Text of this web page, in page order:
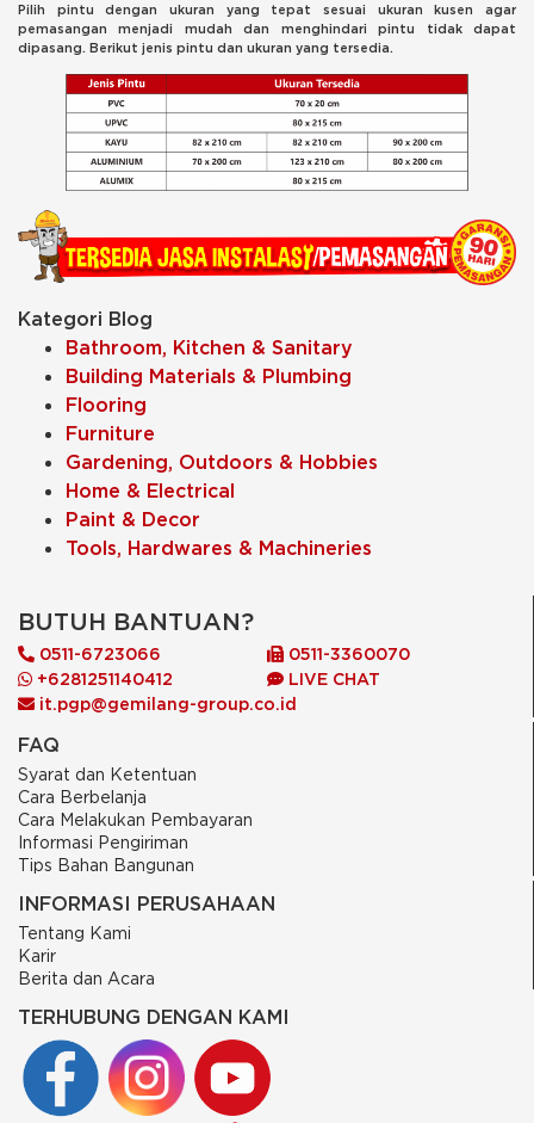
Pilih pintu dengan ukuran yang tepat sesuai ukuran kusen agar
pemasangan menjadi mudah dan menghindari pintu tidak dapat
dipasang. Berikut jenis pintu dan ukuran yang tersedia.
Kategori Blog
Bathroom, Kitchen & Sanitary
Building Materials & Plumbing
Flooring
Furniture
Gardening, Outdoors & Hobbies
Home & Electrical
Paint & Decor
Tools, Hardwares & Machineries
BUTUH BANTUAN?
0511-6723066
0511-3360070
+6281251140412
LIVE CHAT
it.pgp@gemilang-group.co.id
FAQ
Syarat dan Ketentuan
Cara Berbelanja
Cara Melakukan Pembayaran
Informasi Pengiriman
Tips Bahan Bangunan
INFORMASI PERUSAHAAN
Tentang Kami
Karir
Berita dan Acara
TERHUBUNG DENGAN KAMI